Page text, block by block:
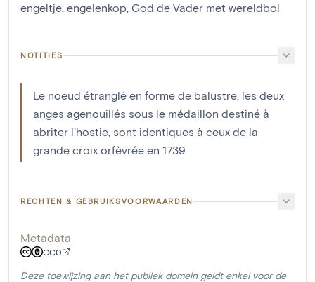
engeltje, engelenkop, God de Vader met wereldbol
NOTITIES
Le noeud étranglé en forme de balustre, les deux
anges agenouillés sous le médaillon destiné à
abriter l'hostie, sont identiques à ceux de la
grande croix orfèvrée en 1739
RECHTEN & GEBRUIKSVOORWAARDEN
Metadata
CC0
Deze toewijzing aan het publiek domein geldt enkel voor de